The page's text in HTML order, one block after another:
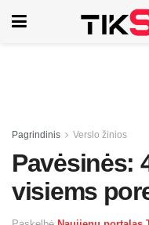
Pagrindinis Verslo žinios
Pavėsinės:
visiems